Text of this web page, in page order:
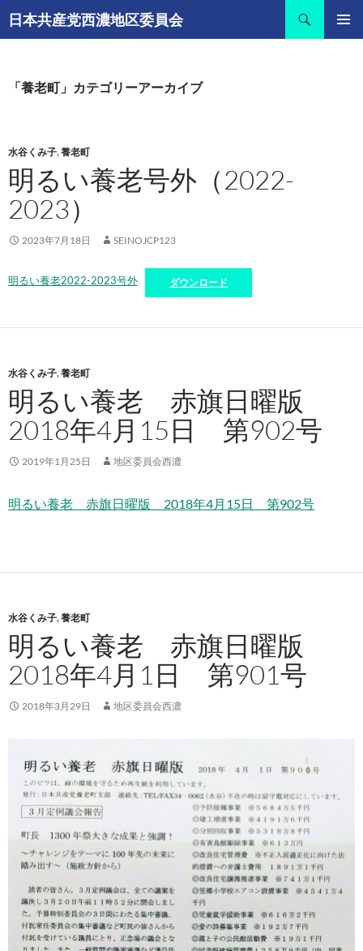
ン
プ
日本共産党西濃地区委員会
索
「養老町」カテゴリーアーカイブ
水谷くみ子,養老町
明るい養老号外（2022-
2023）
2023年7月18日 SEINOJCP123
明るい養老2022-2023号外 ダウンロード
水谷くみ子,養老町
明るい養老 赤旗日曜版
2018年4月15日 第902号
2019年1月25日 地区委員会西濃
明るい養老 赤旗日曜版 2018年4月15日 第902号
水谷くみ子,養老町
明るい養老 赤旗日曜版
2018年4月1日 第901号
2018年3月29日 地区委員会西濃